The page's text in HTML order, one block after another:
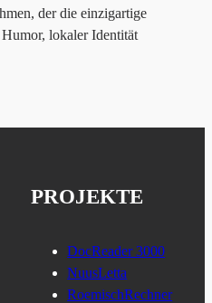
der die einzigartige
lokaler Identität
PROJEKTE
DocReader 3000
NuusLetta
RoemischRechner